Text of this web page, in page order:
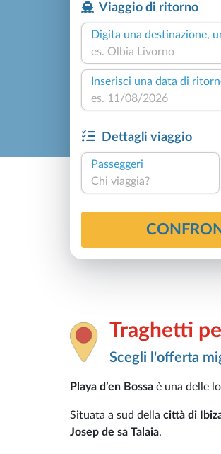
Viaggio di ritorno
Digita una destinazione,
Inserisci una data di
Dettagli viaggio
Passeggeri
Chi viaggia?
Traghetti
Scegli l'offerta
Playa d’en Bossa è una delle
Situata a sud della città di
Josep de sa Talaia.